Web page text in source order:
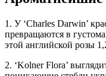
1. У ‘Charles Darwin’
превращаются в
этой английской розы
2. ‘Kolner Flora’